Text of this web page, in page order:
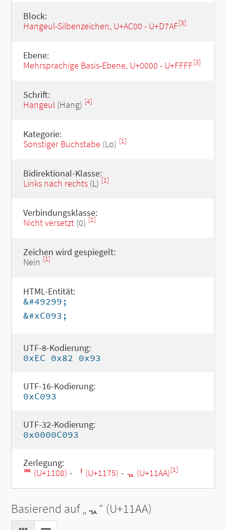
Block:
Hangeul-Silbenzeichen, U+AC00 - U+D7AF[3]
Ebene:
Mehrsprachige Basis-Ebene, U+0000 - U+FFFF[3]
Schrift:
Hangeul(Hang) [4]
Kategorie:
Sonstiger Buchstabe (Lo) [1]
Bidirektional-Klasse:
Links nach rechts(L) [1]
Verbindungsklasse:
Nicht versetzt(0) [1]
Zeichen wird gespiegelt:
Nein [1]
HTML-Entität:
&#49299;
&#xC093;
UTF-8-Kodierung:
0xEC 0x82 0x93
UTF-16-Kodierung:
0xC093
UTF-32-Kodierung:
0x0000C093
Zerlegung:
ᄈ (U+1108) - ᅵ (U+1175) - ᆪ (U+11AA)[1]
Basierend auf „ᆪ“ (U+11AA)